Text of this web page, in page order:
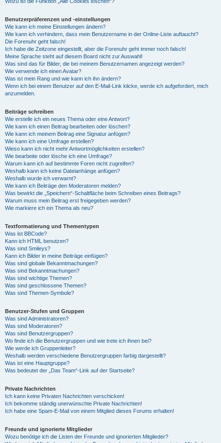
Benutzerpräferenzen und -einstellungen
Wie kann ich meine Einstellungen ändern?
Wie kann ich verhindern, dass mein Benutzername in der Online-Liste auftaucht?
Die Forenuhr geht falsch!
Ich habe die Zeitzone eingestellt, aber die Forenuhr geht immer noch falsch!
Meine Sprache steht auf diesem Board nicht zur Auswahl!
Was sind das für Bilder, die bei meinem Benutzernamen angezeigt werden?
Wie verwende ich einen Avatar?
Was ist mein Rang und wie kann ich ihn ändern?
Wenn ich bei einem Benutzer auf den E-Mail-Link klicke, werde ich aufgefordert, mich
anzumelden.
Beiträge schreiben
Wie erstelle ich ein neues Thema oder eine Antwort?
Wie kann ich einen Beitrag bearbeiten oder löschen?
Wie kann ich meinem Beitrag eine Signatur anfügen?
Wie kann ich eine Umfrage erstellen?
Wieso kann ich nicht mehr Antwortmöglichkeiten erstellen?
Wie bearbeite oder lösche ich eine Umfrage?
Warum kann ich auf bestimmte Foren nicht zugreifen?
Weshalb kann ich keine Dateianhänge anfügen?
Weshalb wurde ich verwarnt?
Wie kann ich Beiträge den Moderatoren melden?
Was bewirkt die „Speichern“-Schaltfläche beim Schreiben eines Beitrags?
Warum muss mein Beitrag erst freigegeben werden?
Wie markiere ich ein Thema als neu?
Textformatierung und Thementypen
Was ist BBCode?
Kann ich HTML benutzen?
Was sind Smileys?
Kann ich Bilder in meine Beiträge einfügen?
Was sind globale Bekanntmachungen?
Was sind Bekanntmachungen?
Was sind wichtige Themen?
Was sind geschlossene Themen?
Was sind Themen-Symbole?
Benutzer-Stufen und Gruppen
Was sind Administratoren?
Was sind Moderatoren?
Was sind Benutzergruppen?
Wo finde ich die Benutzergruppen und wie trete ich ihnen bei?
Wie werde ich Gruppenleiter?
Weshalb werden verschiedene Benutzergruppen farbig dargestellt?
Was ist eine Hauptgruppe?
Was bedeutet der „Das Team“-Link auf der Startseite?
Private Nachrichten
Ich kann keine Privaten Nachrichten verschicken!
Ich bekomme ständig unerwünschte Private Nachrichten!
Ich habe eine Spam-E-Mail von einem Mitglied dieses Forums erhalten!
Freunde und ignorierte Mitglieder
Wozu benötige ich die Listen der Freunde und ignorierten Mitglieder?